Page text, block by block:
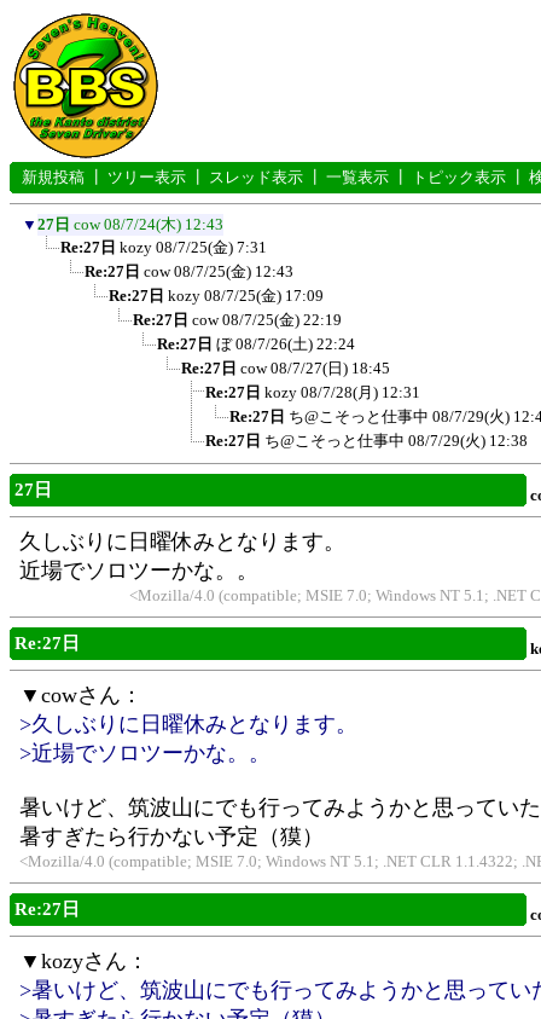
新規投稿 ツリー表示 スレッド表示 一覧表示 トピック表示
▼ 27日 cow08/7/24(木) 12:43
Re:27日 kozy 08/7/25(金) 7:31
Re:27日 cow08/7/25(金) 12:43
Re:27日 kozy 08/7/25(金) 17:09
Re:27日 cow08/7/25(金) 22:19
Re:27日 ぼ08/7/26(土) 22:24
Re:27日 cow08/7/27(日) 18:45
Re:27日 kozy 08/7/28(月) 12:31
Re:27日 ち@こそっと仕事中 08/7/29(火)
Re:27日 ち@こそっと仕事中 08/7/29(火) 12:38
27日
久しぶりに日曜休みとなります。
近場でソロツーかな。。
<Mozilla/4.0 (compatible; MSIE 7.0; Windows NT 5.1; .NET
Re:27日
▼cowさん：
>久しぶりに日曜休みとなります。
>近場でソロツーかな。。
暑いけど、筑波山にでも行ってみようかと思ってい
暑すぎたら行かない予定（獏）
<Mozilla/4.0 (compatible; MSIE 7.0; Windows NT 5.1; .NET CLR 1.1.4322;
Re:27日
▼kozyさん：
>暑いけど、筑波山にでも行ってみようかと思ってい